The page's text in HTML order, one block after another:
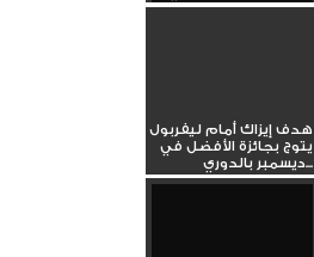
هدف إيزاك أمام ليفربول
يتوج بجائزة الأفضل في
ديسمبر بالدوري...